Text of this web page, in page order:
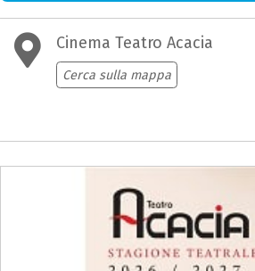
Cinema Teatro Acacia
Cerca sulla mappa